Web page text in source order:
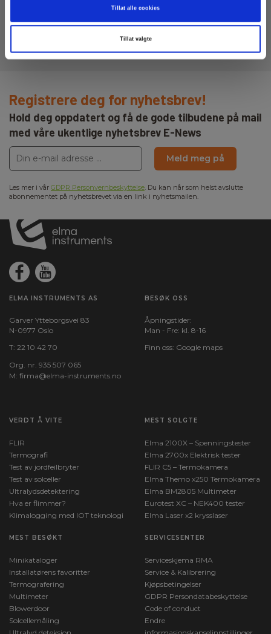
Tillat alle cookies
Tillat valgte
Bakgrunnsbelyst LCD
Batteri:
2 stk , Genopladeligt, Ekskl.
Vekt (g):
233
Dimensjoner HxBxD (mm):
Elma_Datasheet_FLIR_CM57-2__EN.pdf
Registrere deg for nyhetsbrev!
Hold deg oppdatert og få de gode tilbudene på mail
med våre ukentlige nyhetsbrev E-News
Meld meg på
Les mer i vår GDPR Personvernbeskyttelse. Du kan når som helst avslutte
abonnementet på nyhetsbrevet via en link i nyhetsmailen.
ELMA INSTRUMENTS AS
Garver Ytteborgsvei 83
N-0977 Oslo
T: 22 10 42 70
Org. nr. 935 507 065
M: firma@elma-instruments.no​
BESØK OSS
Åpningstider:
Man - Fre: kl. 8-16
Finn oss: Google maps
VERDT Å VITE
FLIR
Termografi
Test av jordfeilbryter
Test av solceller
Ultralydsdetektering
Hva er flimmer?
Klimalogging med IOT teknologi
MEST SOLGTE
Elma 2100X – Spenningstester
Elma 2700x Elektrisk tester
FLIR C5 – Termokamera
Elma Themo x250 Termokamera
Elma BM2805 Multimeter
Eurotest XC – NEK400 tester
Elma Laser x2 krysslaser
MEST BESØKT
Minikataloger
Installatørens favoritter
Termografering
Multimeter
Blowerdoor
Solcellemåling
SERVICESENTER
Serviceskjema RMA
Service & Kalibrering
Kjøpsbetingelser
GDPR Persondatabeskyttelse
Code of conduct
Endre